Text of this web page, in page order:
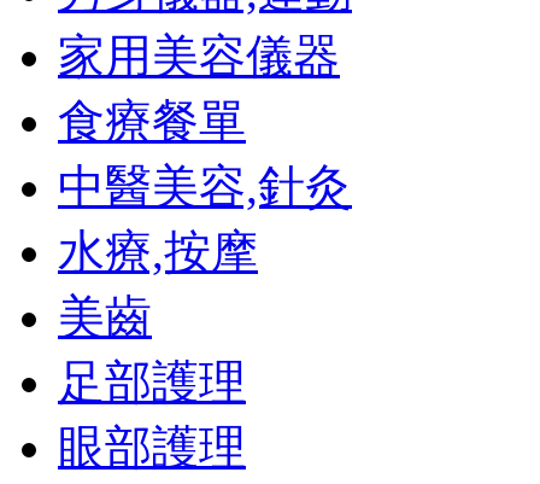
家用美容儀器
食療餐單
中醫美容,針灸
水療,按摩
美齒
足部護理
眼部護理